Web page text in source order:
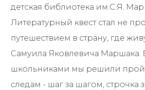
детская библиотека им.С.Я.
Литературный квест стал не
путешествием в страну, где
Самуила Яковлевича Маршака.
школьниками мы решили
следам - шаг за шагом, строчка